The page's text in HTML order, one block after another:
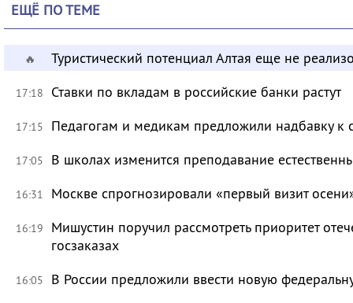
ЕЩЁ ПО ТЕМЕ
🔥 Туристический потенциал Алтая еще не
17:18 Ставки по вкладам в российские банки растут
17:15 Педагогам и медикам предложили надбавку к
17:05 В школах изменится преподавание
16:31 Москве спрогнозировали «первый визит
16:19
Мишустин поручил рассмотреть приоритет
госзаказах
16:05 В России предложили ввести новую